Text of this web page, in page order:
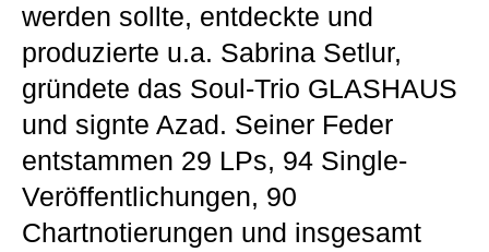
werden sollte, entdeckte und
produzierte u.a. Sabrina Setlur,
gründete das Soul-Trio GLASHAUS
und signte Azad. Seiner Feder
entstammen 29 LPs, 94 Single-
Veröffentlichungen, 90
Chartnotierungen und insgesamt